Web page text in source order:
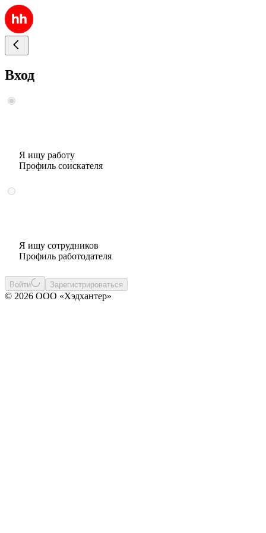
Вход
Я ищу работу
Профиль соискателя
Я ищу сотрудников
Профиль работодателя
Войти Зарегистрироваться
© 2026 ООО «Хэдхантер»